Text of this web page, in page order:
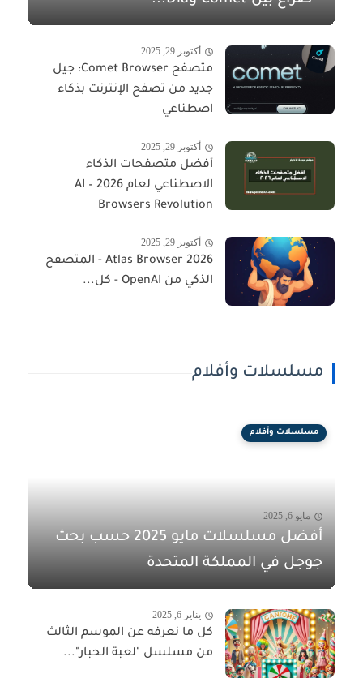
أكتوبر 29, 2025
متصفح Comet Browser: جيل
جديد من تصفح الإنترنت بذكاء
اصطناعي
أكتوبر 29, 2025
أفضل متصفحات الذكاء
الاصطناعي لعام 2026 – AI
Browsers Revolution
أكتوبر 29, 2025
Atlas Browser 2026 - المتصفح
الذكي من OpenAI - كل...
مسلسلات وأفلام
مسلسلات وأفلام
مايو 6, 2025
أفضل مسلسلات مايو 2025 حسب بحث
جوجل في المملكة المتحدة
يناير 6, 2025
كل ما نعرفه عن الموسم الثالث
من مسلسل "لعبة الحبار"...